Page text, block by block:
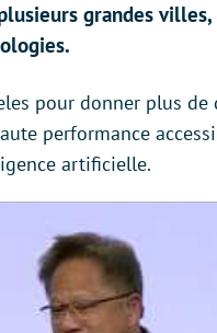
grandes
pour donner plus de
performance
artificielle.